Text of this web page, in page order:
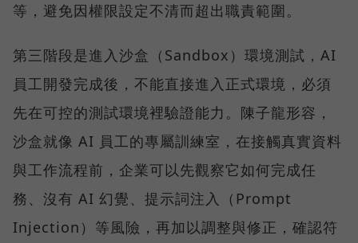
等，避免因權限設定不清而超出職責範圍。
第三階段是進入沙盒（Sandbox）環境測試，AI
員工開發完成後，不能直接進入正式環境，必須
先在可控的測試環境裡驗證能力。陳子龍形容，
沙盒就像 AI 員工的專屬訓練室，在接觸真實資料
與工作流程前，企業可以先觀察它如何完成任
務、沒有 AI 幻覺、提示詞注入（Prompt
Injection）等風險，再加以調整與修正，確認符